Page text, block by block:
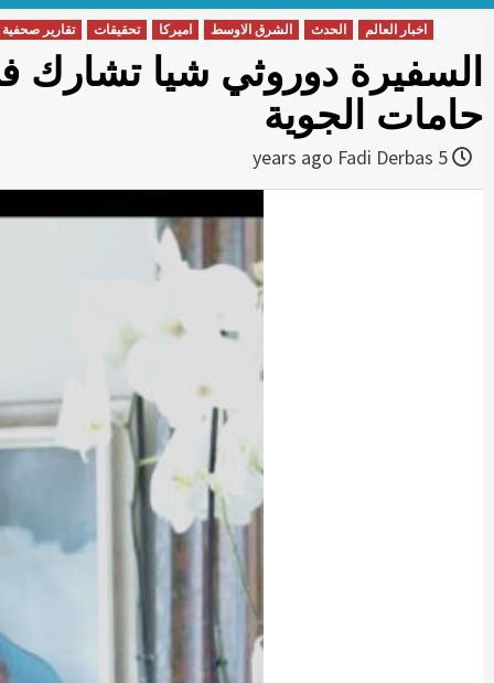
content
اخبار العالم الحدث الشرق الاوسط اميركا تحقيقات تقارير صحفية
السفيرة دوروثي شيا
حامات الجوية
Fadi Derbas